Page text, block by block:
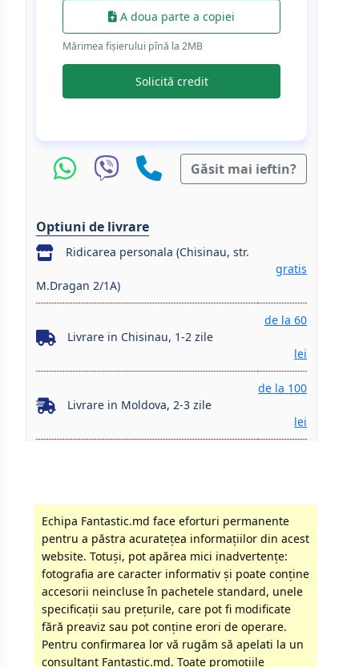
A doua parte a copiei
Mărimea fișierului pînă la 2МB
Solicită credit
Găsit mai ieftin?
Optiuni de livrare
Ridicarea personala (Chisinau, str.
M.Dragan 2/1A)
gratis
Livrare in Chisinau, 1-2 zile
de la 60
lei
Livrare in Moldova, 2-3 zile
de la 100
lei
Echipa Fantastic.md face eforturi permanente
pentru a păstra acurateţea informaţiilor din acest
website. Totuși, pot apărea mici inadvertenţe:
fotografia are caracter informativ şi poate conţine
accesorii neincluse în pachetele standard, unele
specificaţii sau preţurile, care pot fi modificate
fără preaviz sau pot conţine erori de operare.
Pentru confirmarea lor vă rugăm să apelati la un
consultant Fantastic.md. Toate promoţiile